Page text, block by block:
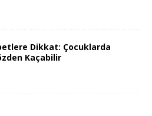
Dikkat: Çocuklarda
Kaçabilir